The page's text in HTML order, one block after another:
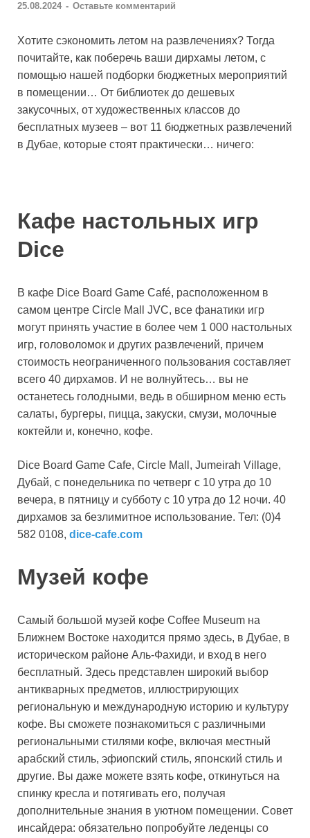
25.08.2024 - Оставьте комментарий
Хотите сэкономить летом на развлечениях? Тогда
почитайте, как поберечь ваши дирхамы летом, с
помощью нашей подборки бюджетных мероприятий
в помещении… От библиотек до дешевых
закусочных, от художественных классов до
бесплатных музеев – вот 11 бюджетных развлечений
в Дубае, которые стоят практически… ничего:
Кафе настольных игр
Dice
В кафе Dice Board Game Café, расположенном в
самом центре Circle Mall JVC, все фанатики игр
могут принять участие в более чем 1 000 настольных
игр, головоломок и других развлечений, причем
стоимость неограниченного пользования составляет
всего 40 дирхамов. И не волнуйтесь… вы не
останетесь голодными, ведь в обширном меню есть
салаты, бургеры, пицца, закуски, смузи, молочные
коктейли и, конечно, кофе.
Dice Board Game Cafe, Circle Mall, Jumeirah Village,
Дубай, с понедельника по четверг с 10 утра до 10
вечера, в пятницу и субботу с 10 утра до 12 ночи. 40
дирхамов за безлимитное использование. Тел: (0)4
582 0108, dice-cafe.com
Музей кофе
Самый большой музей кофе Coffee Museum на
Ближнем Востоке находится прямо здесь, в Дубае, в
историческом районе Аль-Фахиди, и вход в него
бесплатный. Здесь представлен широкий выбор
антикварных предметов, иллюстрирующих
региональную и международную историю и культуру
кофе. Вы сможете познакомиться с различными
региональными стилями кофе, включая местный
арабский стиль, эфиопский стиль, японский стиль и
другие. Вы даже можете взять кофе, откинуться на
спинку кресла и потягивать его, получая
дополнительные знания в уютном помещении. Совет
инсайдера: обязательно попробуйте леденцы со